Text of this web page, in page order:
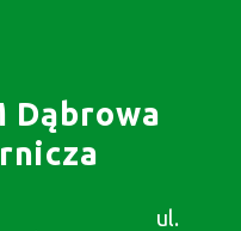
Dąbrowa
ul.